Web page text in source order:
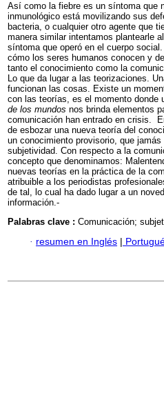
Así como la fiebre es un síntoma que
inmunológico está movilizando sus
bacteria, o cualquier otro agente que
manera similar intentamos plantearle
síntoma que operó en el cuerpo
cómo los seres humanos conocen y
tanto el conocimiento como la
Lo que da lugar a las teorizaciones.
funcionan las cosas. Existe un
con las teorías, es el momento donde
de los mundos nos brinda elementos
comunicación han entrado en crisis.
de esbozar una nueva teoría del
un conocimiento provisorio, que
subjetividad. Con respecto a la
concepto que denominamos:
nuevas teorías en la práctica de la
atribuible a los periodistas
de tal, lo cual ha dado lugar a un
información.-
Palabras clave : Comunicación;
· resumen en Inglés |